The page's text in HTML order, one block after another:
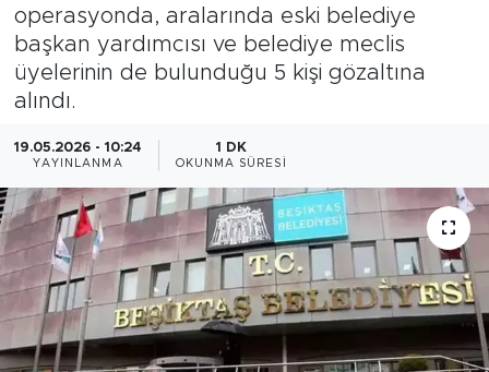
operasyonda, aralarında eski belediye
başkan yardımcısı ve belediye meclis
üyelerinin de bulunduğu 5 kişi gözaltına
alındı.
19.05.2026 - 10:24
YAYINLANMA
1 DK
OKUNMA SÜRESI